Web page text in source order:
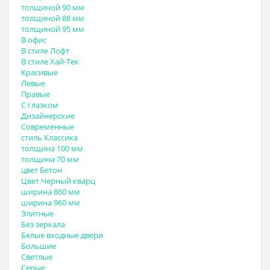
толщиной 90 мм
толщиной 88 мм
толщиной 95 мм
В офис
В стиле Лофт
В стиле Хай-Тек
Красивые
Левые
Правые
С глазком
Дизайнерские
Современные
стиль Классика
толщина 100 мм
толщина 70 мм
цвет Бетон
Цвет Черный кварц
ширина 860 мм
ширина 960 мм
Элитные
Без зеркала
Белые входные двери
Большие
Светлые
Серые